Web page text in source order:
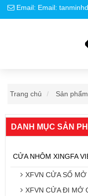
Email: Email:
Trang chủ Sản phẩm
DANH MỤC SẢN
CỬA NHÔM XINGFA
XFVN CỬA SỔ
XFVN CỬA ĐI MỞ